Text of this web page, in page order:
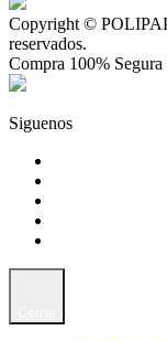
Copyright ©
reservados.
Compra 100% Segura
Siguenos